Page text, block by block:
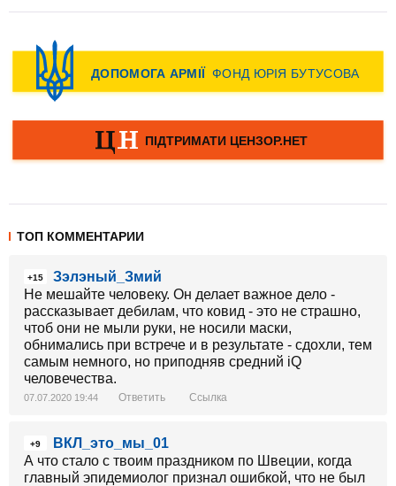
ТОП КОММЕНТАРИИ
+15
Зэлэный_Змий
Не мешайте человеку. Он делает важное дело -
рассказывает дебилам, что ковид - это не страшно,
чтоб они не мыли руки, не носили маски,
обнимались при встрече и в результате - сдохли, тем
самым немного, но приподняв средний iQ
человечества.
07.07.2020 19:44 Ответить Ссылка
+9
ВКЛ_это_мы_01
А что стало с твоим праздником по Швеции, когда
главный эпидемиолог признал ошибкой, что не был